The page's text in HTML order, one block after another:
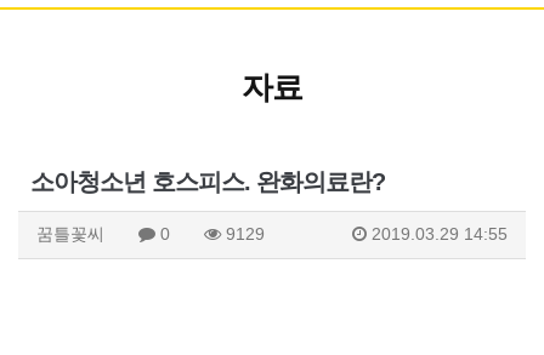
자료
소아청소년 호스피스. 완화의료란?
꿈틀꽃씨 0 9129 2019.03.29 14:55